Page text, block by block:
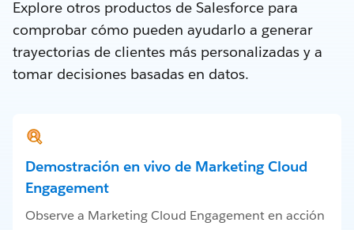
Explore otros productos de Salesforce para
comprobar cómo pueden ayudarlo a generar
trayectorias de clientes más personalizadas y a
tomar decisiones basadas en datos.
Demostración en vivo de Marketing Cloud
Engagement
Observe a Marketing Cloud Engagement en acción